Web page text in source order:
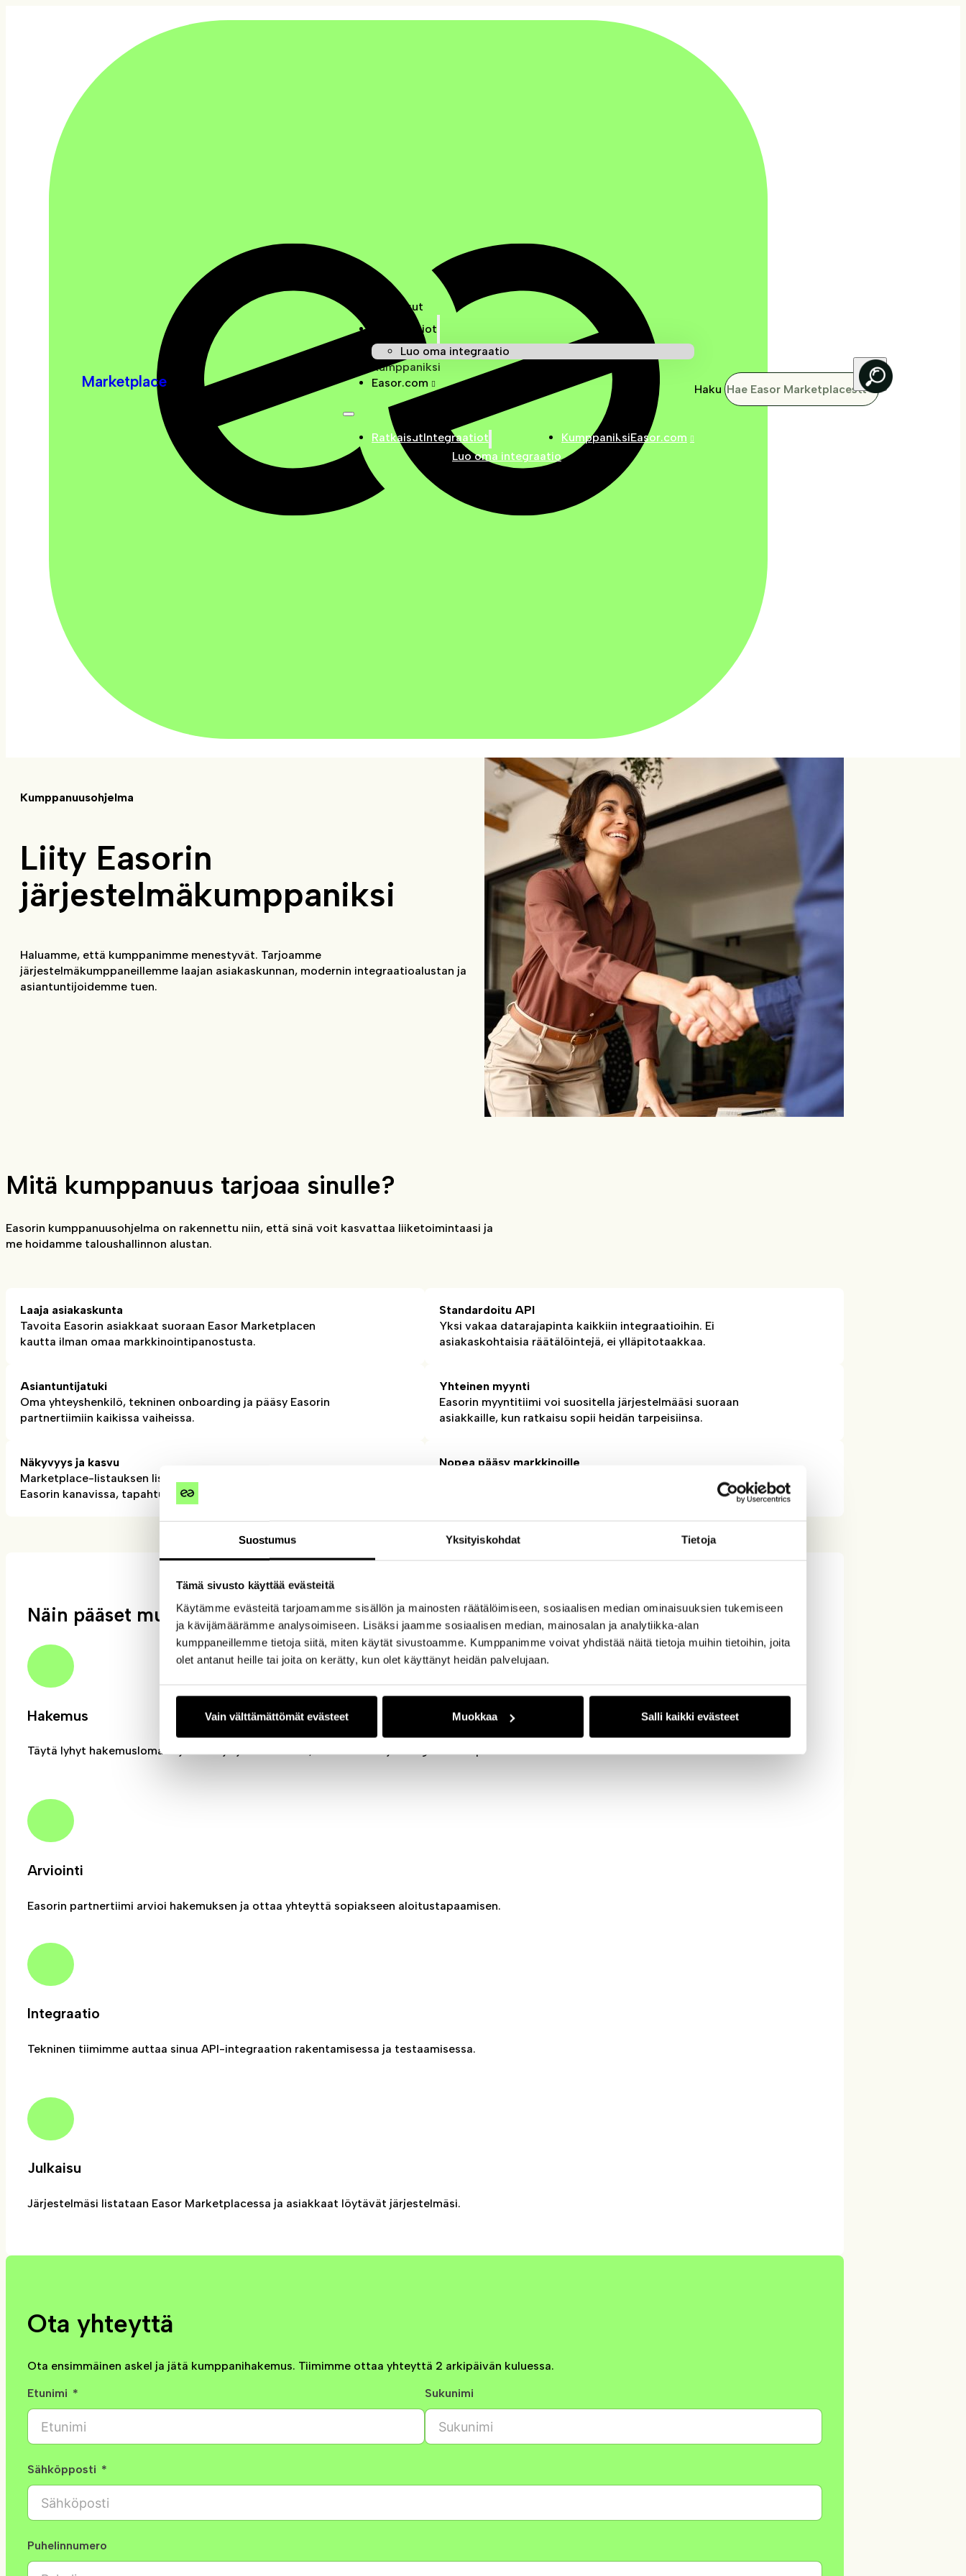
Suostumus Yksityiskohdat Tietoja
Tämä sivusto käyttää evästeitä
Käytämme evästeitä tarjoamamme sisällön ja mainosten räätälöimiseen, sosiaalisen median ominaisuuksien tukemiseen
ja kävijämäärämme analysoimiseen. Lisäksi jaamme sosiaalisen median, mainosalan ja analytiikka-alan
kumppaneillemme tietoja siitä, miten käytät sivustoamme. Kumppanimme voivat yhdistää näitä tietoja muihin tietoihin, joita
olet antanut heille tai joita on kerätty, kun olet käyttänyt heidän palvelujaan.
Vain välttämättömät evästeet Muokkaa Salli kaikki evästeet
Marketplace
Ratkaisut
Integraatiot
Luo oma integraatio
Kumppaniksi
Easor.com
RatkaisutIntegraatiot
Luo oma integraatio
KumppaniksiEasor.com
Haku
Kumppanuusohjelma
Liity Easorin
järjestelmäkumppaniksi
Haluamme, että kumppanimme menestyvät. Tarjoamme
järjestelmäkumppaneillemme laajan asiakaskunnan, modernin integraatioalustan ja
asiantuntijoidemme tuen.
Mitä kumppanuus tarjoaa sinulle?
Easorin kumppanuusohjelma on rakennettu niin, että sinä voit kasvattaa liiketoimintaasi ja
me hoidamme taloushallinnon alustan.
Laaja asiakaskunta
Tavoita Easorin asiakkaat suoraan Easor Marketplacen
kautta ilman omaa markkinointipanostusta.
Standardoitu API
Yksi vakaa datarajapinta kaikkiin integraatioihin. Ei
asiakaskohtaisia räätälöintejä, ei ylläpitotaakkaa.
Asiantuntijatuki
Oma yhteyshenkilö, tekninen onboarding ja pääsy Easorin
partnertiimiin kaikissa vaiheissa.
Yhteinen myynti
Easorin myyntitiimi voi suositella järjestelmääsi suoraan
asiakkaille, kun ratkaisu sopii heidän tarpeisiinsa.
Näkyvyys ja kasvu
Marketplace-listauksen lisäksi kumppanit saavat näkyvyyttä
Easorin kanavissa, tapahtumissa ja asiakasmateriaaleissa.
Nopea pääsy markkinoille
Listing Marketplacessa jo muutaman viikon kuluessa. Selkeä
prosessi ja valmiit materiaalit nopeuttavat käynnistystä.
Näin pääset mukaan
Hakemus
Täytä lyhyt hakemuslomake ja kerro järjestelmästäsi, toimialastasi ja integraatiotarpeistasi.
Arviointi
Easorin partnertiimi arvioi hakemuksen ja ottaa yhteyttä sopiakseen aloitustapaamisen.
Integraatio
Tekninen tiimimme auttaa sinua API-integraation rakentamisessa ja testaamisessa.
Julkaisu
Järjestelmäsi listataan Easor Marketplacessa ja asiakkaat löytävät järjestelmäsi.
Ota yhteyttä
Ota ensimmäinen askel ja jätä kumppanihakemus. Tiimimme ottaa yhteyttä 2 arkipäivän kuluessa.
Etunimi
Sukunimi
Sähköpposti
Puhelinnumero